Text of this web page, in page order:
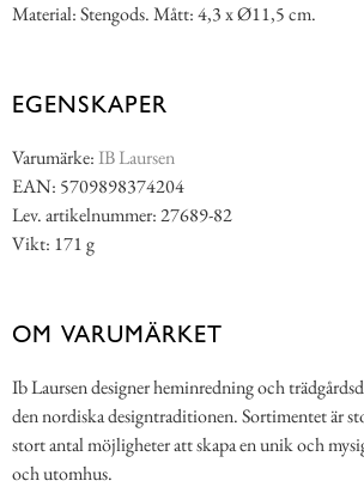
Material: Stengods. Mått: 4,3 x Ø11,5 cm.
EGENSKAPER
Varumärke:IB Laursen
EAN: 5709898374204
Lev. artikelnummer: 27689-82
Vikt: 171 g
OM VARUMÄRKET
Ib Laursen designer heminredning och
den nordiska designtraditionen. Sortimentet är
stort antal möjligheter att skapa en unik och
och utomhus.